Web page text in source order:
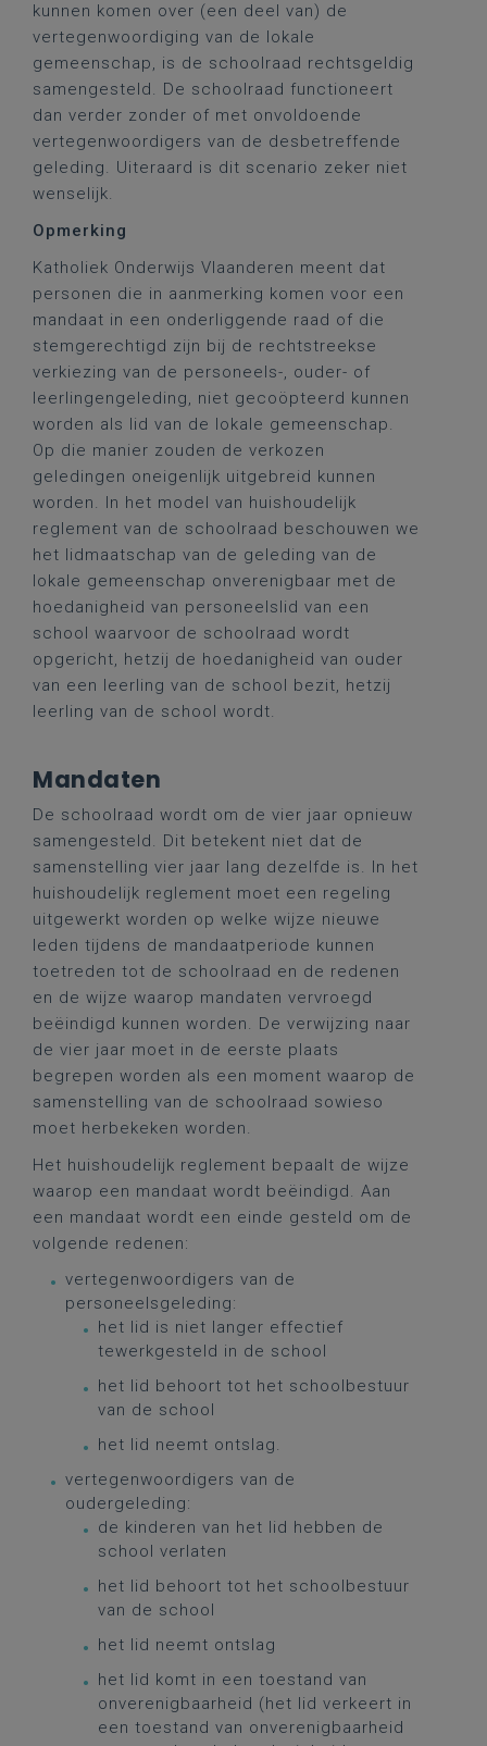
kunnen komen over (een deel van) de
vertegenwoordiging van de lokale
gemeenschap, is de schoolraad rechtsgeldig
samengesteld. De schoolraad functioneert
dan verder zonder of met onvoldoende
vertegenwoordigers van de desbetreffende
geleding. Uiteraard is dit scenario zeker niet
wenselijk.
Opmerking
Katholiek Onderwijs Vlaanderen meent dat
personen die in aanmerking komen voor een
mandaat in een onderliggende raad of die
stemgerechtigd zijn bij de rechtstreekse
verkiezing van de personeels-, ouder- of
leerlingengeleding, niet gecoöpteerd kunnen
worden als lid van de lokale gemeenschap.
Op die manier zouden de verkozen
geledingen oneigenlijk uitgebreid kunnen
worden. In het model van huishoudelijk
reglement van de schoolraad beschouwen we
het lidmaatschap van de geleding van de
lokale gemeenschap onverenigbaar met de
hoedanigheid van personeelslid van een
school waarvoor de schoolraad wordt
opgericht, hetzij de hoedanigheid van ouder
van een leerling van de school bezit, hetzij
leerling van de school wordt.
Mandaten
De schoolraad wordt om de vier jaar opnieuw
samengesteld. Dit betekent niet dat de
samenstelling vier jaar lang dezelfde is. In het
huishoudelijk reglement moet een regeling
uitgewerkt worden op welke wijze nieuwe
leden tijdens de mandaatperiode kunnen
toetreden tot de schoolraad en de redenen
en de wijze waarop mandaten vervroegd
beëindigd kunnen worden. De verwijzing naar
de vier jaar moet in de eerste plaats
begrepen worden als een moment waarop de
samenstelling van de schoolraad sowieso
moet herbekeken worden.
Het huishoudelijk reglement bepaalt de wijze
waarop een mandaat wordt beëindigd. Aan
een mandaat wordt een einde gesteld om de
volgende redenen:
vertegenwoordigers van de
personeelsgeleding:
het lid is niet langer effectief
tewerkgesteld in de school
het lid behoort tot het schoolbestuur
van de school
het lid neemt ontslag.
vertegenwoordigers van de
oudergeleding:
de kinderen van het lid hebben de
school verlaten
het lid behoort tot het schoolbestuur
van de school
het lid neemt ontslag
het lid komt in een toestand van
onverenigbaarheid (het lid verkeert in
een toestand van onverenigbaarheid